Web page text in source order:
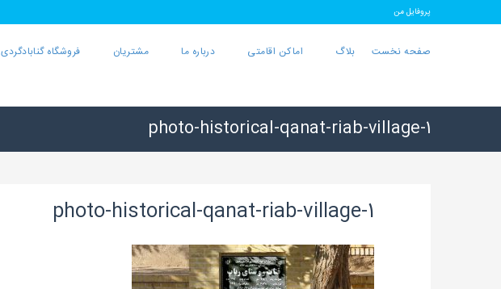
پروفایل من
صفحه نخست بلاگ اماکن اقامتی درباره ما مشتریان فروشگاه گنابادگردی
photo-historical-qanat-riab-village-1
photo-historical-qanat-riab-village-1